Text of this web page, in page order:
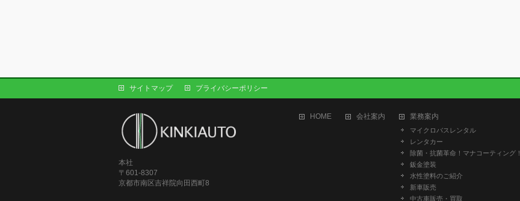
サイトマップ プライバシーポリシー
本社
〒601-8307
京都市南区吉祥院向田西町8
HOME 会社案内 業務案内
マイクロバスレンタル
レンタカー
除菌・抗菌革命！マナコーティング！
鈑金塗装
水性塗料のご紹介
新車販売
中古車販売・買取